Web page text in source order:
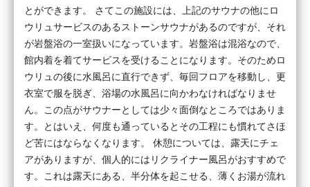
とができます。 さてこの施設には、上記のサウナの他にロ
ウリュサービスのあるストーンサウナがあるのですが、それ
が岩盤浴の一室扱いになっています。岩盤浴は混浴なので、
館内着を着てサービスを受けることになります。そのためロ
ウリュの後に水風呂に直行できず、毎回フロアを移動し、更
衣室で服を脱ぎ、浴場の水風呂に向かわなければなりませ
ん。この点がサウナーとしては少々面倒なところではありま
す。とはいえ、何度も通っているとその工程にも慣れてさほ
ど苦にはならなくなります。 休憩については、露天にチェ
アがありますが、個人的にはリクライナー風呂がおすすめで
す。これは露天にある、半分体を起こせる、薄くお湯が流れ